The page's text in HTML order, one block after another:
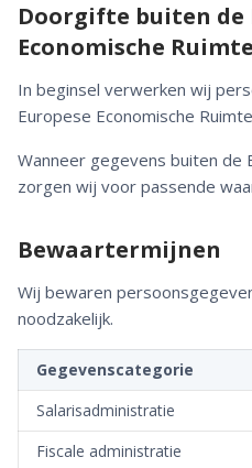
Doorgifte buiten de
Economische Ruimte
In beginsel verwerken wij
Europese Economische
Wanneer gegevens buiten de
zorgen wij voor passende
Bewaartermijnen
Wij bewaren
noodzakelijk.
Gegevenscategorie
Salarisadministratie
Fiscale administratie